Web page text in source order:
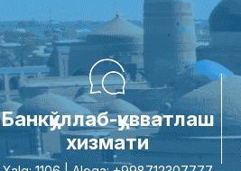
Банкқўллаб-қувватлаш
хизмати